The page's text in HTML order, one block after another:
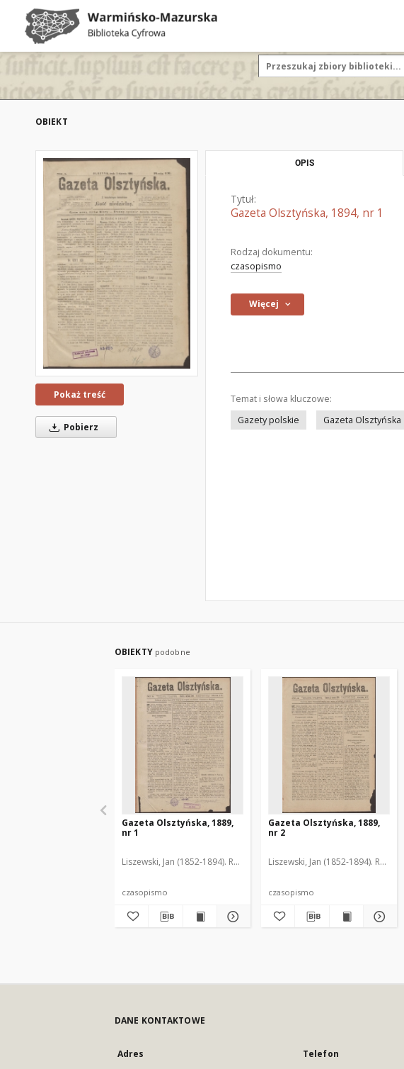
OBIEKT
Pokaż treść
Pobierz
OPIS
Tytuł:
Gazeta Olsztyńska, 1894, nr 1
Rodzaj dokumentu:
czasopismo
Więcej
Temat i słowa kluczowe:
Gazety polskie
Gazeta Olsztyńska
OBIEKTY podobne
Gazeta Olsztyńska, 1889,
nr 1
Liszewski, Jan (1852-1894). Red.
czasopismo
Gazeta Olsztyńska, 1889,
nr 2
Liszewski, Jan (1852-1894). Red.
czasopismo
DANE KONTAKTOWE
Adres Telefon